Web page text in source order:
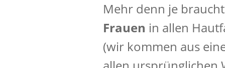
Mehr denn je
Frauen in allen
(wir kommen aus